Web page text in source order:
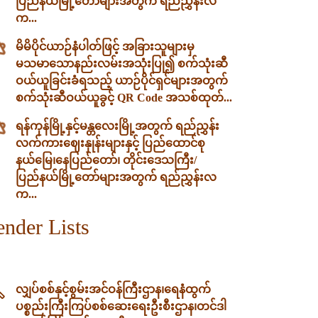
က...
မိမိပိုင်ယာဉ်နံပါတ်ဖြင့် အခြားသူများမှ
မသမာသောနည်းလမ်းအသုံးပြု၍ စက်သုံးဆီ
ဝယ်ယူခြင်းခံရသည့် ယာဉ်ပိုင်ရှင်များအတွက်
စက်သုံးဆီဝယ်ယူခွင့် QR Code အသစ်ထုတ်...
ရန်ကုန်မြို့နှင့်မန္တလေးမြို့အတွက် ရည်ညွှန်း
လက်ကားဈေးနှုန်းများနှင့် ပြည်ထောင်စု
နယ်မြေ၊နေပြည်တော်၊ တိုင်းဒေသကြီး/
ပြည်နယ်မြို့တော်များအတွက် ရည်ညွှန်းလ
က...
Lists
လျှပ်စစ်နှင့်စွမ်းအင်ဝန်ကြီးဌာန၊‌ရေနံထွက်
ပစ္စည်းကြီးကြပ်စစ်ဆေးရေးဦးစီးဌာန၊တင်ဒါ